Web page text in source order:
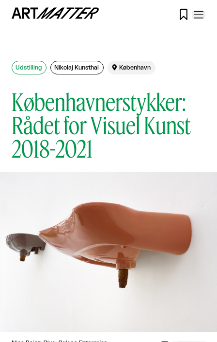

Københavnerstykker:
Rådet for Visuel Kunst
2018-2021
Udstilling Nikolaj Kunsthal  København